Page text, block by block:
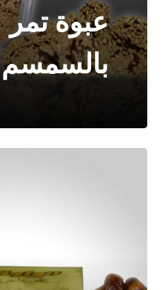
عبوة تمر
بالسمسم